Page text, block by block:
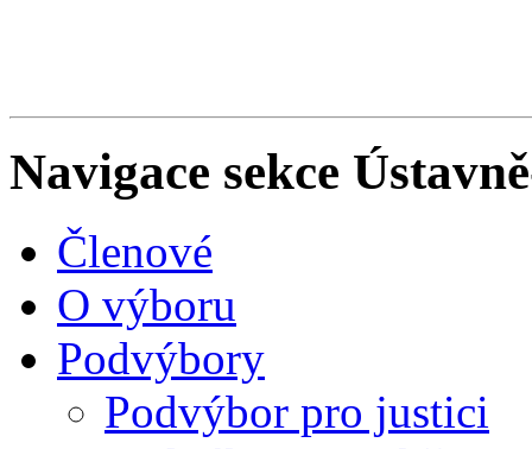
Navigace sekce
Členové
O výboru
Podvýbory
Podvýbor pro justici